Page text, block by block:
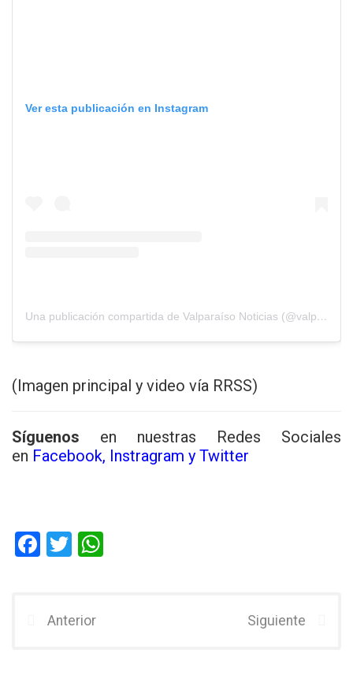
Ver esta publicación en Instagram
Una publicación compartida de Valparaíso Noticias (@valparaiso.noticias)
(Imagen principal y video vía RRSS)
Síguenos en nuestras Redes Sociales
en Facebook, Instragram y Twitter
F
b
T
er
Anterior Siguiente